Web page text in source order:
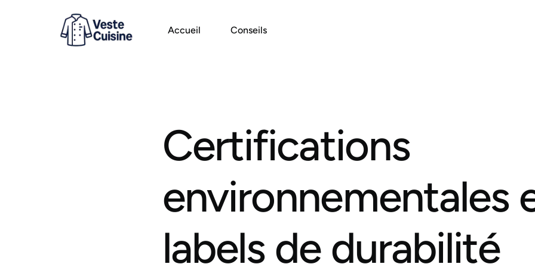
Accueil Conseils
Certifications
environnementales
labels de durabilité